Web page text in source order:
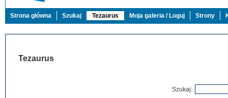
Strona główna Szukaj Tezaurus Moja galeria / Loguj Strony
Tezaurus
Szukaj: